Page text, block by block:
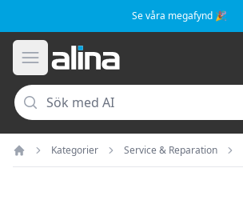
Se våra megafynd 🎉
Öppna meny
Alina.se
Sök
Hem
Kategorier Service & Reparation